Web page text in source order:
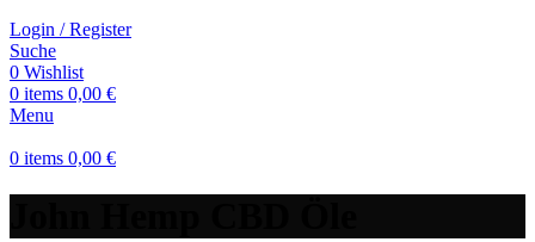
Login / Register
Suche
0 Wishlist
0 items 0,00 €
Menu
0 items 0,00 €